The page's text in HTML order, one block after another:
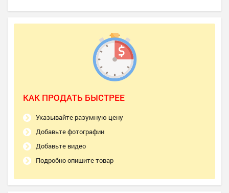
КАК ПРОДАТЬ БЫСТРЕЕ
Указывайте разумную цену
Добавьте фотографии
Добавьте видео
Подробно опишите товар